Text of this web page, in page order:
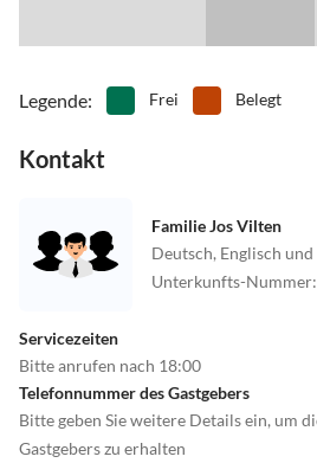
Legende: Frei Belegt
Kontakt
Familie Jos Vilten
Deutsch, Englisch
Unterkunfts-Nummer:
Servicezeiten
Bitte anrufen nach 18:00
Telefonnummer des Gastgebers
Bitte geben Sie weitere Details ein, um
Gastgebers zu erhalten